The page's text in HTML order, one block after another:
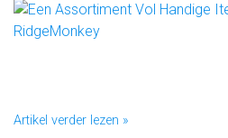
Artikel verder lezen »